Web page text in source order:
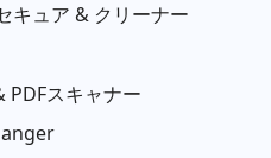
キュア & クリーナー
PDFスキャナー